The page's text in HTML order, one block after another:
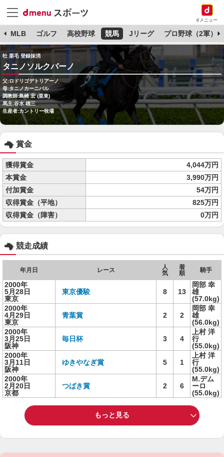
dメニュー
MLB ゴルフ 高校野球 競馬 Jリーグ プロ野球（2軍）
牡 栗毛 登録抹消
タニノソルクバーノ
父:ロドリゴデトリアーノ
母:タニノカーニバル
調教師:島崎 宏 (栗東)
馬主:谷水 雄三
生産者:カントリー牧場
賞金
獲得賞金
4,044万円
本賞金
3,990万円
付加賞金
54万円
収得賞金（平地）
825万円
収得賞金（障害）
0万円
競走成績
年月日 レース
人
気
着
順
騎手
2000年
5月28日
東京
東京優駿 8 13
岡部 幸
雄
(57.0kg)
2000年
4月29日
東京
青葉賞 2 2
岡部 幸
雄
(56.0kg)
2000年
3月25日
阪神
毎日杯 3 4
上村 洋
行
(55.0kg)
2000年
3月11日
阪神
ゆきやなぎ賞 5 1
上村 洋
行
(55.0kg)
2000年
2月20日
京都
つばき賞 2 6
M.デム
ーロ
(55.0kg)
もっと見る